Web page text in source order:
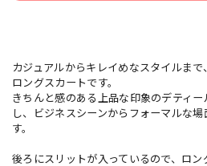
カジュアルからキレイめなスタイルま
ロングスカートです。
きちんと感のある上品な印象のデティ
し、ビジネスシーンからフォーマルな
す。
後ろにスリットが入っているので、ロ